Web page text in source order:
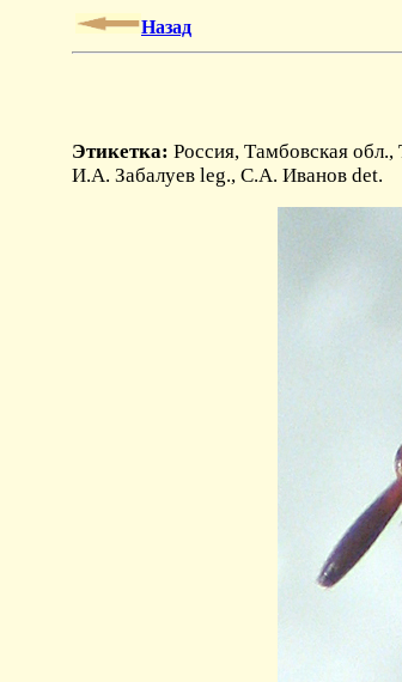
Назад
Этикетка: Россия, Тамбовская
И.А. Забалуев leg., С.А. Иванов det.